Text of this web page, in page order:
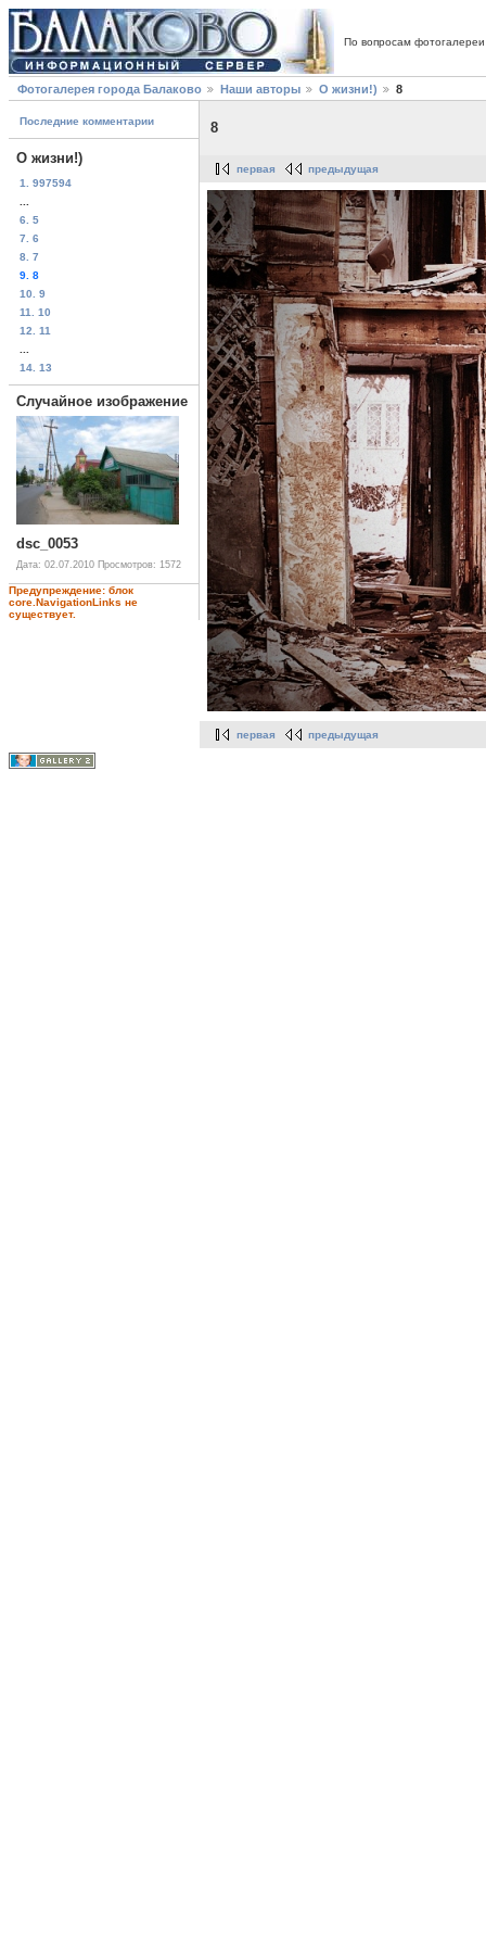
По вопросам
Фотогалерея города Балаково Наши авторы О жизни!) 8
Последние комментарии
О жизни!)
1. 997594
6. 5
7. 6
8. 7
9. 8
10. 9
11. 10
12. 11
14. 13
Случайное изображение
dsc_0053
Дата: 02.07.2010 Просмотров: 1572
Предупреждение: блок
core.NavigationLinks не
существует.
8
первая предыдущая
первая предыдущая